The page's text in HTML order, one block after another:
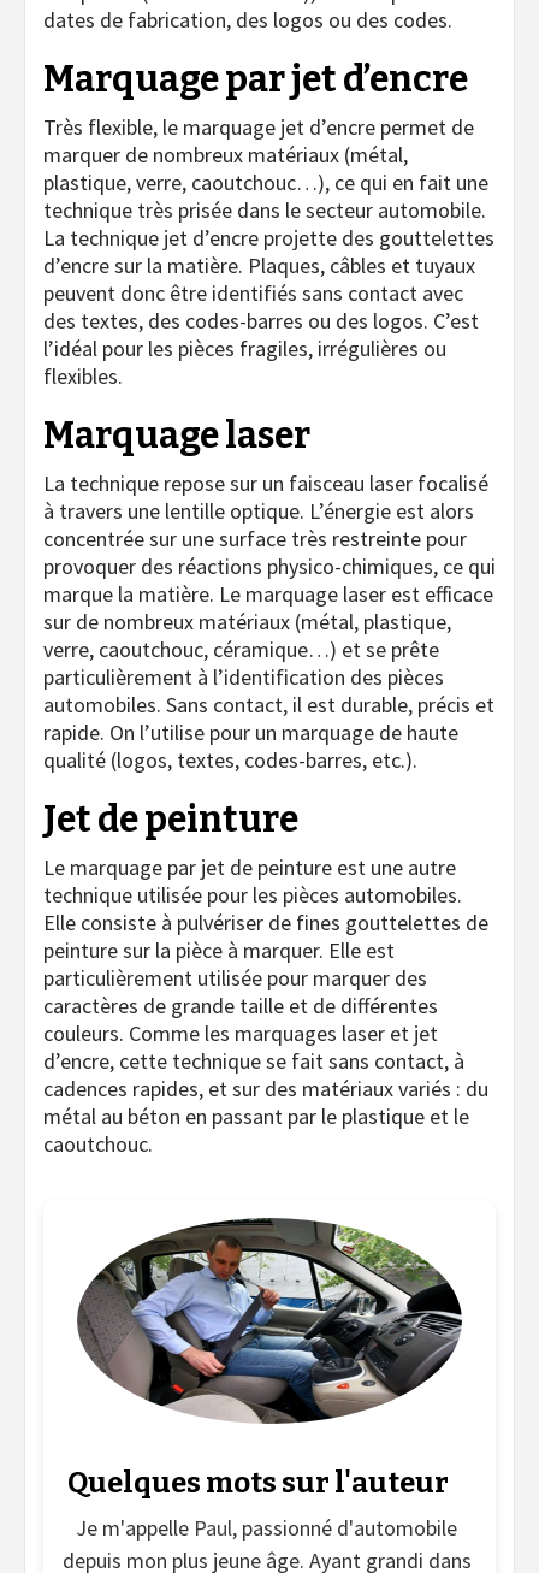
dates de fabrication, des logos ou des codes.
Marquage par jet d’encre
Très flexible, le marquage jet d’encre permet de
marquer de nombreux matériaux (métal,
plastique, verre, caoutchouc…), ce qui en fait une
technique très prisée dans le secteur automobile.
La technique jet d’encre projette des gouttelettes
d’encre sur la matière. Plaques, câbles et tuyaux
peuvent donc être identifiés sans contact avec
des textes, des codes-barres ou des logos. C’est
l’idéal pour les pièces fragiles, irrégulières ou
flexibles.
Marquage laser
La technique repose sur un faisceau laser focalisé
à travers une lentille optique. L’énergie est alors
concentrée sur une surface très restreinte pour
provoquer des réactions physico-chimiques, ce qui
marque la matière. Le marquage laser est efficace
sur de nombreux matériaux (métal, plastique,
verre, caoutchouc, céramique…) et se prête
particulièrement à l’identification des pièces
automobiles. Sans contact, il est durable, précis et
rapide. On l’utilise pour un marquage de haute
qualité (logos, textes, codes-barres, etc.).
Jet de peinture
Le marquage par jet de peinture est une autre
technique utilisée pour les pièces automobiles.
Elle consiste à pulvériser de fines gouttelettes de
peinture sur la pièce à marquer. Elle est
particulièrement utilisée pour marquer des
caractères de grande taille et de différentes
couleurs. Comme les marquages laser et jet
d’encre, cette technique se fait sans contact, à
cadences rapides, et sur des matériaux variés : du
métal au béton en passant par le plastique et le
caoutchouc.
Quelques mots sur l'auteur
Je m'appelle Paul, passionné d'automobile
depuis mon plus jeune âge. Ayant grandi dans